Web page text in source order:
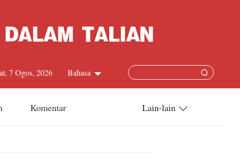
Bahasa
7 Ogos, 2026
Komentar Lain-lain